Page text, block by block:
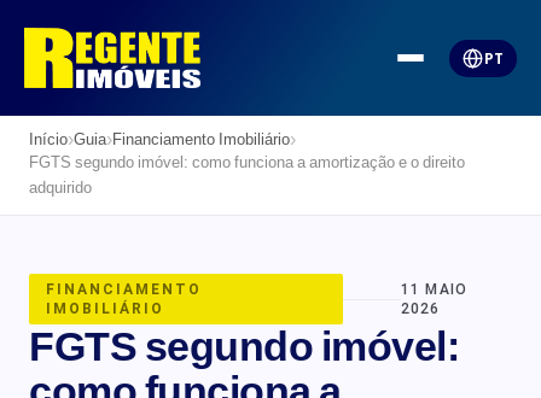
PT
Início›Guia›Financiamento Imobiliário›
FGTS segundo imóvel: como funciona a amortização e o direito
adquirido
FINANCIAMENTO
IMOBILIÁRIO
11 MAIO
2026
FGTS segundo imóvel: